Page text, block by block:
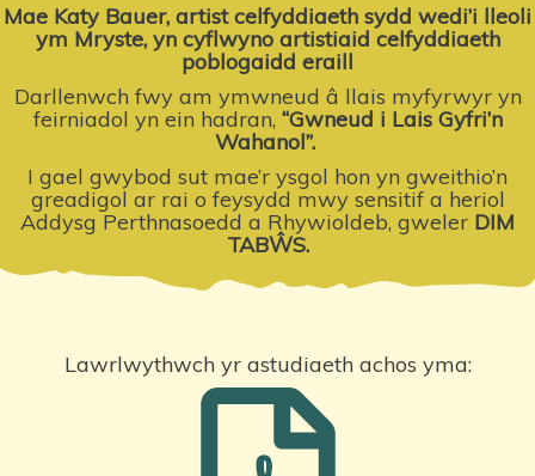
Mae Katy Bauer, artist celfyddiaeth sydd wedi’i lleoli
ym Mryste, yn cyflwyno artistiaid celfyddiaeth
poblogaidd eraill
Darllenwch fwy am ymwneud â llais myfyrwyr yn
feirniadol yn ein hadran, “Gwneud i Lais Gyfri’n
Wahanol”.
I gael gwybod sut mae’r ysgol hon yn gweithio’n
greadigol ar rai o feysydd mwy sensitif a heriol
Addysg Perthnasoedd a Rhywioldeb, gweler DIM
TABŴS.
Lawrlwythwch yr astudiaeth achos yma: